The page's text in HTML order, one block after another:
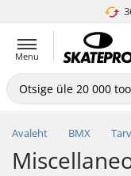
Menu
Avaleht BMX